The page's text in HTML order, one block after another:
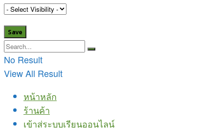
No Result
View All Result
หน้าหลัก
ร้านค้า
เข้าสู่ระบบเรียนออนไลน์